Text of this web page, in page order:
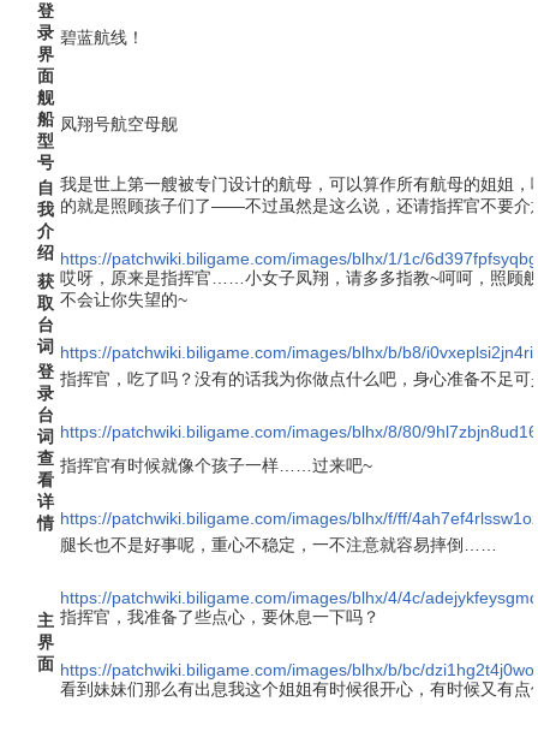
登
录
界
面
碧蓝航线！
舰
船
型
号
凤翔号航空母舰
自
我
介
绍
我是世上第一艘被专门设计的航母，可以算作所有航母的姐姐
的就是照顾孩子们了——不过虽然是这么说，还请指挥官不要介
https://patchwiki.biligame.com/images/blhx/1/1c/
获
取
台
词
哎呀，原来是指挥官……小女子凤翔，请多多指教~呵呵，照顾
不会让你失望的~
https://patchwiki.biligame.com/images/blhx/b/b8/
登
录
台
词
指挥官，吃了吗？没有的话我为你做点什么吧，身心准备不足可
https://patchwiki.biligame.com/images/blhx/8/80/
查
看
详
情
指挥官有时候就像个孩子一样……过来吧~
https://patchwiki.biligame.com/images/blhx/f/ff/
主
界
面
腿长也不是好事呢，重心不稳定，一不注意就容易摔倒……
https://patchwiki.biligame.com/images/blhx/4/4c/
指挥官，我准备了些点心，要休息一下吗？
https://patchwiki.biligame.com/images/blhx/b/bc/
看到妹妹们那么有出息我这个姐姐有时候很开心，有时候又有点